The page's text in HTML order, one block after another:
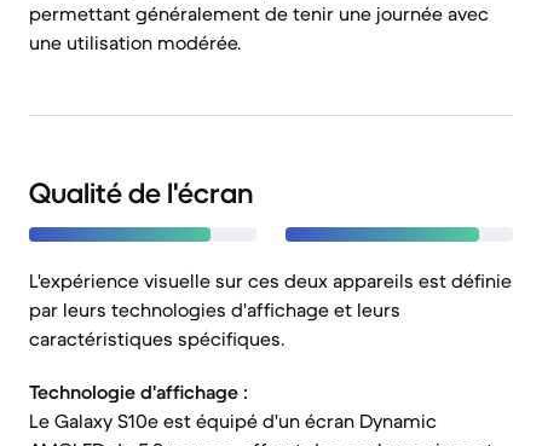
permettant généralement de tenir une journée avec
une utilisation modérée.
Qualité de l'écran
L'expérience visuelle sur ces deux appareils est définie
par leurs technologies d'affichage et leurs
caractéristiques spécifiques.
Technologie d'affichage :
Le Galaxy S10e est équipé d'un écran Dynamic